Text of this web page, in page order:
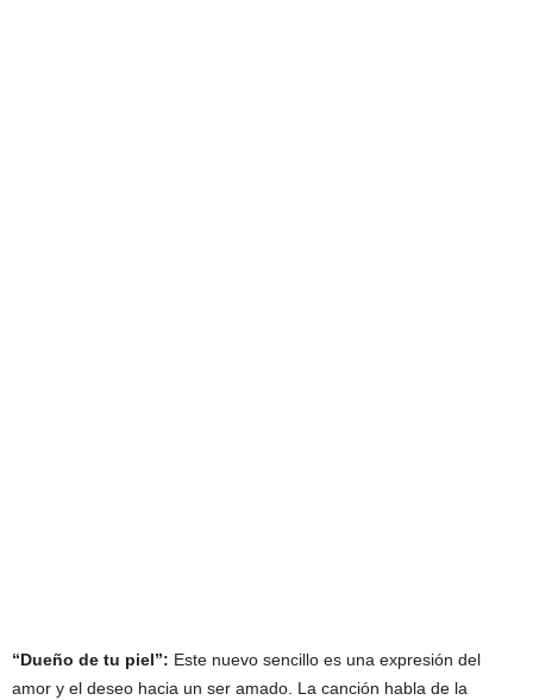
“Dueño de tu piel”: Este nuevo sencillo es una expresión del
amor y el deseo hacia un ser amado. La canción habla de la